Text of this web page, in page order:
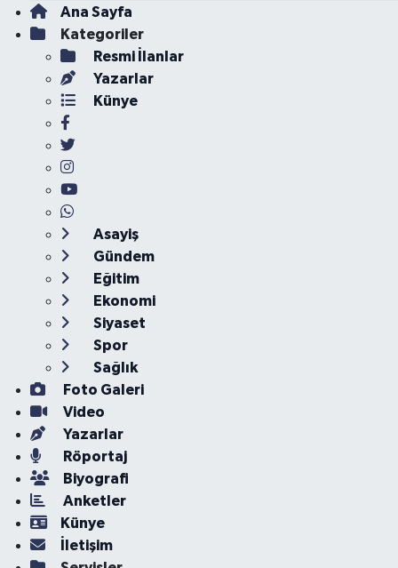
Ana Sayfa
Kategoriler
Resmi İlanlar
Yazarlar
Künye
Asayiş
Gündem
Eğitim
Ekonomi
Siyaset
Spor
Sağlık
Foto Galeri
Video
Yazarlar
Röportaj
Biyografi
Anketler
Künye
İletişim